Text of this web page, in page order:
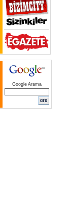
Google Arama